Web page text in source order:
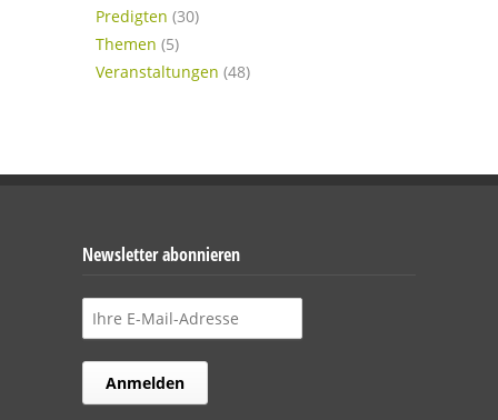
Predigten (30)
Themen (5)
Veranstaltungen (48)
Newsletter abonnieren